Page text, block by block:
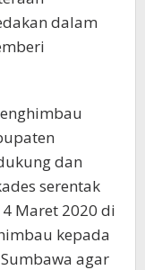
dalam
dan
serentak
Maret 2020 di
kepada
agar